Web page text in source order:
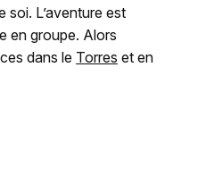
soi. L’aventure est
en groupe. Alors
dans le Torres et en